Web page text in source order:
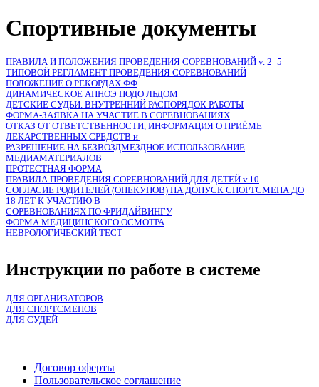
Спортивные документы
ПРАВИЛА И ПОЛОЖЕНИЯ ПРОВЕДЕНИЯ СОРЕВНОВАНИЙ v. 2_5
ТИПОВОЙ РЕГЛАМЕНТ ПРОВЕДЕНИЯ СОРЕВНОВАНИЙ
ПОЛОЖЕНИЕ О РЕКОРДАХ ФФ
ДИНАМИЧЕСКОЕ АПНОЭ ПОДО ЛЬДОМ
ДЕТСКИЕ СУДЬИ. ВНУТРЕННИЙ РАСПОРЯДОК РАБОТЫ
ФОРМА-ЗАЯВКА НА УЧАCТИЕ В СОРЕВНОВАНИЯХ
ОТКАЗ ОТ ОТВЕТСТВЕННОСТИ, ИНФОРМАЦИЯ О ПРИЁМЕ
ЛЕКАРСТВЕННЫХ СРЕДСТВ и
РАЗРЕШЕНИЕ НА БЕЗВОЗДМЕЗДНОЕ ИСПОЛЬЗОВАНИЕ
МЕДИАМАТЕРИАЛОВ
ПРОТЕСТНАЯ ФОРМА
ПРАВИЛА ПРОВЕДЕНИЯ СОРЕВНОВАНИЙ ДЛЯ ДЕТЕЙ v.10
СОГЛАСИЕ РОДИТЕЛЕЙ (ОПЕКУНОВ) НА ДОПУСК СПОРТСМЕНА ДО
18 ЛЕТ К УЧАСТИЮ В
СОРЕВНОВАНИЯХ ПО ФРИДАЙВИНГУ
ФОРМА МЕДИЦИНСКОГО ОСМОТРА
НЕВРОЛОГИЧЕСКИЙ ТЕСТ
Инструкции по работе в системе
ДЛЯ ОРГАНИЗАТОРОВ
ДЛЯ СПОРТСМЕНОВ
ДЛЯ СУДЕЙ
Договор оферты
Пользовательское соглашение